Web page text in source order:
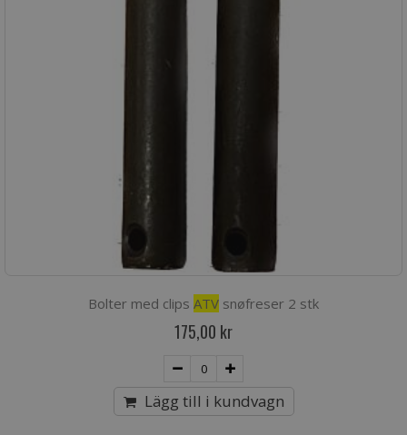
Bolter med clips ATV snøfreser 2 stk
175,00 kr
Lägg till i kundvagn